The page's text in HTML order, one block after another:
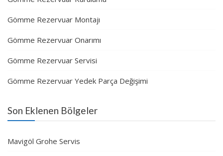
Gömme Rezervuar Montajı
Gömme Rezervuar Onarımı
Gömme Rezervuar Servisi
Gömme Rezervuar Yedek Parça Değişimi
Son Eklenen Bölgeler
Mavigöl Grohe Servis